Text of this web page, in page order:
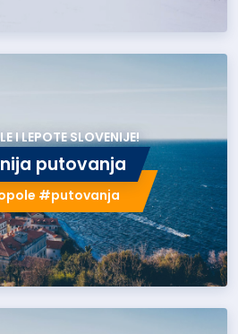
I LEPOTE SLOVENIJE!
putovanja
#putovanja